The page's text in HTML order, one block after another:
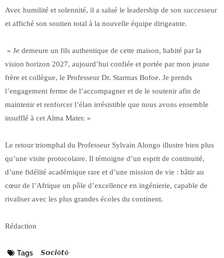
Avec humilité et solennité, il a salué le leadership de son successeur
et affiché son soutien total à la nouvelle équipe dirigeante.
« Je demeure un fils authentique de cette maison, habité par la
vision horizon 2027, aujourd’hui confiée et portée par mon jeune
frère et collègue, le Professeur Dr. Starmas Bofoe. Je prends
l’engagement ferme de l’accompagner et de le soutenir afin de
maintenir et renforcer l’élan irrésistible que nous avons ensemble
insufflé à cet Alma Mater. »
Le retour triomphal du Professeur Sylvain Alongo illustre bien plus
qu’une visite protocolaire. Il témoigne d’un esprit de continuité,
d’une fidélité académique rare et d’une mission de vie : bâtir au
cœur de l’Afrique un pôle d’excellence en ingénierie, capable de
rivaliser avec les plus grandes écoles du continent.
Rédaction
Tags 𝙎𝙤𝙘𝙞é𝙩é